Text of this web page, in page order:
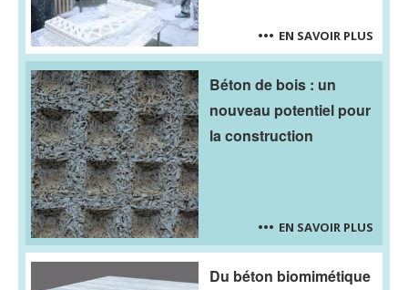
EN SAVOIR PLUS
Béton de bois : un
nouveau potentiel pour
la construction
EN SAVOIR PLUS
Du béton biomimétique